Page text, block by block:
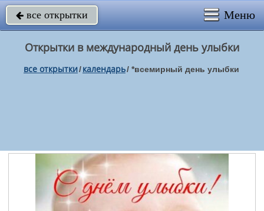
 все открытки Меню
Открытки в международный день улыбки
все открытки/календарь/ *всемирный день улыбки